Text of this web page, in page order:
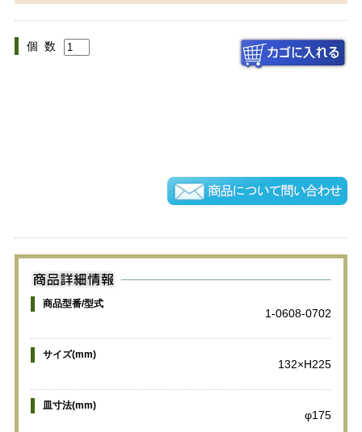
個 数
商品型番/型式
1-0608-0702
サイズ(mm)
132×H225
皿寸法(mm)
φ175